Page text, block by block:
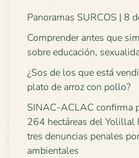
Panoramas SURCOS | 8
Comprender antes que
sobre educación,
¿Sos de los que está
plato de arroz con pollo?
SINAC-ACLAC confirma
264 hectáreas del Yolillal
tres denuncias penales
ambientales